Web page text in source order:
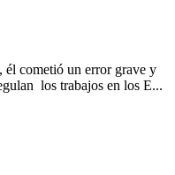
él cometió un error grave y
los trabajos en los E...